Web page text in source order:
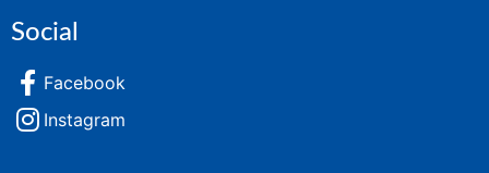
Social
Facebook
Instagram